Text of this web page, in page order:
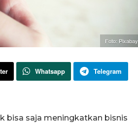
Foto: Pixabay
Whatsapp Telegram
saja meningkatkan bisnis